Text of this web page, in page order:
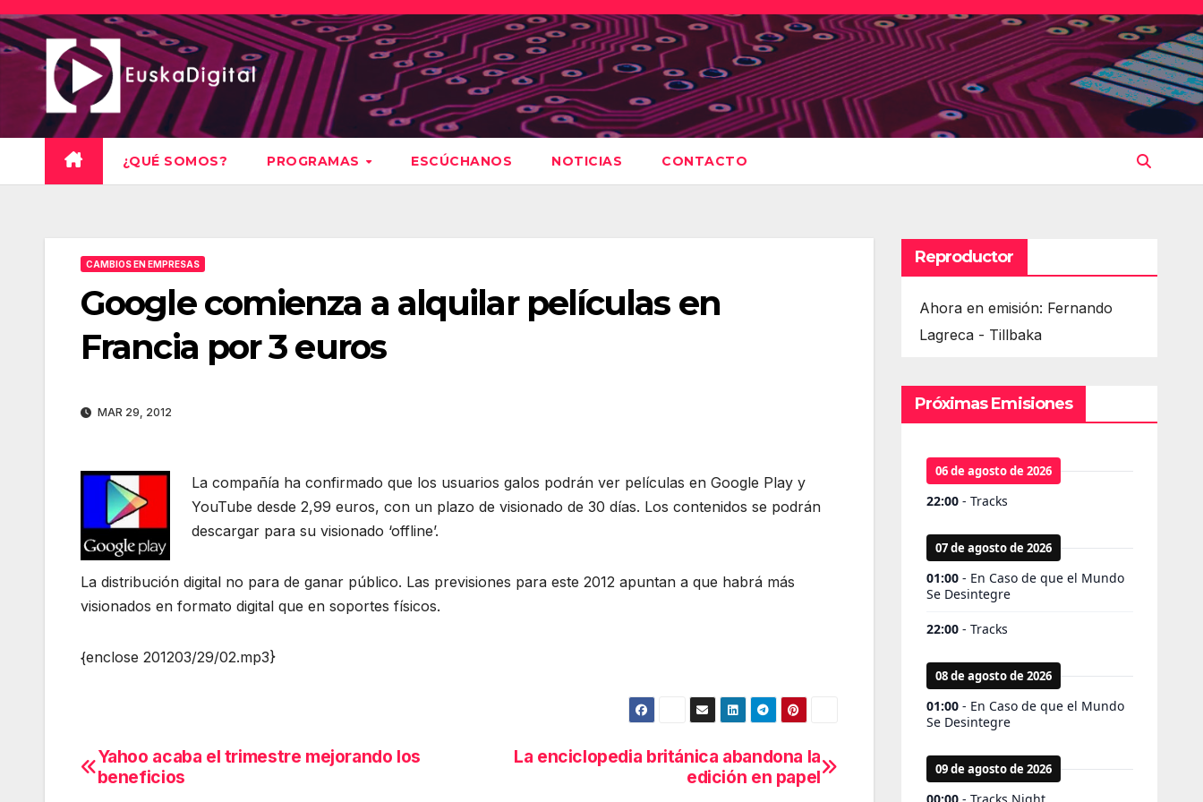
Saltar
al
contenido
¿QUÉ SOMOS? PROGRAMAS ESCÚCHANOS NOTICIAS CONTACTO
CAMBIOS EN EMPRESAS
Google comienza a alquilar películas en
Francia por 3 euros
MAR 29, 2012
La compañía ha confirmado que los usuarios galos podrán ver películas en Google Play y
YouTube desde 2,99 euros, con un plazo de visionado de 30 días. Los contenidos se podrán
descargar para su visionado ‘offline’.
La distribución digital no para de ganar público. Las previsiones para este 2012 apuntan a que habrá más
visionados en formato digital que en soportes físicos.
{enclose 201203/29/02.mp3}
Navegación
La enciclopedia británica abandona la
edición en papel
Yahoo acaba el trimestre mejorando los
beneficios
Reproductor
Ahora en emisión: Fernando
Lagreca - Tillbaka
Próximas Emisiones